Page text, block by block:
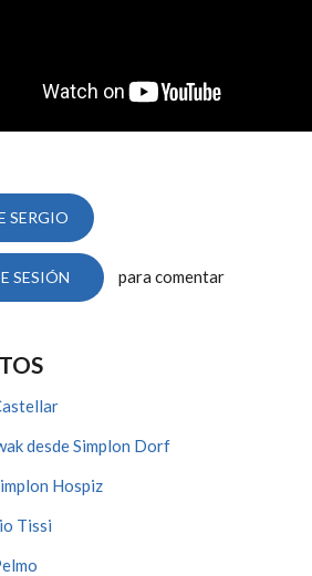
SERGIO
SESIÓN para comentar
desde Simplon Dorf
Hospiz
Tissi